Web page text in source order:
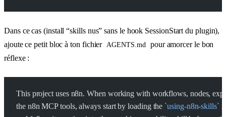
Dans ce cas (install “skills nus” sans le hook SessionStart du plugin),
ajoute ce petit bloc à ton fichier AGENTS.md
pour amorcer le bon
réflexe :
This project uses n8n. When working with workflows, nodes,
the n8n MCP tools, always start by loading the `using-n8n-skills`